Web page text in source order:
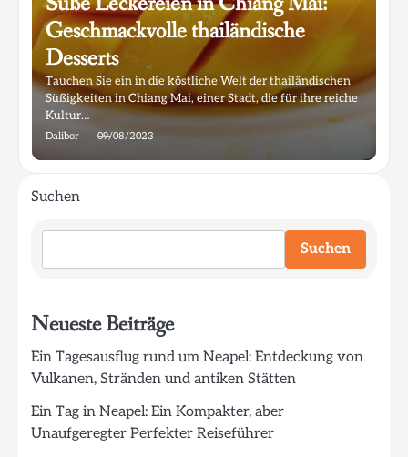
Geschmackvolle thailändische
Desserts
Tauchen Sie ein in die köstliche Welt der thailändischen
Süßigkeiten in Chiang Mai, einer Stadt, die für ihre reiche
Kultur…
Dalibor 09/08/2023
Suchen
Suchen
Neueste Beiträge
Ein Tagesausflug rund um Neapel: Entdeckung von
Vulkanen, Stränden und antiken Stätten
Ein Tag in Neapel: Ein Kompakter, aber
Unaufgeregter Perfekter Reiseführer